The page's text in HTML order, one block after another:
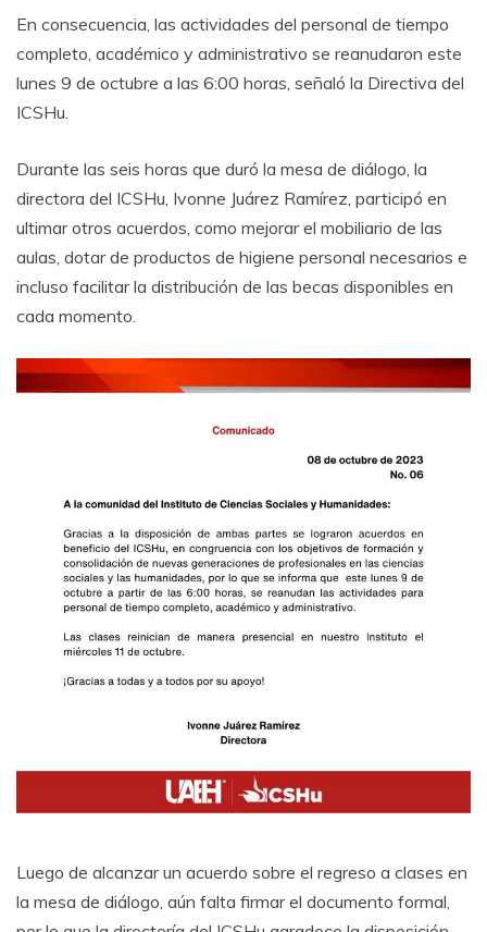
En consecuencia, las actividades del personal de tiempo
completo, académico y administrativo se reanudaron este
lunes 9 de octubre a las 6:00 horas, señaló la Directiva del
ICSHu.
Durante las seis horas que duró la mesa de diálogo, la
directora del ICSHu, Ivonne Juárez Ramírez, participó en
ultimar otros acuerdos, como mejorar el mobiliario de las
aulas, dotar de productos de higiene personal necesarios e
incluso facilitar la distribución de las becas disponibles en
cada momento.
Luego de alcanzar un acuerdo sobre el regreso a clases en
la mesa de diálogo, aún falta firmar el documento formal,